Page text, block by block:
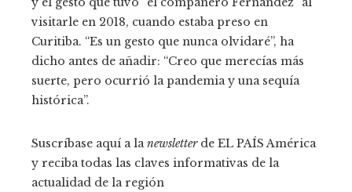
visitarle en 2018, cuando estaba preso en
Curitiba. “Es un gesto que nunca olvidaré”, ha
dicho antes de añadir: “Creo que merecías más
suerte, pero ocurrió la pandemia y una sequía
histórica”.
Suscríbase aquí a lanewsletterde EL PAÍS América
y reciba todas las claves informativas de la
actualidad de la región